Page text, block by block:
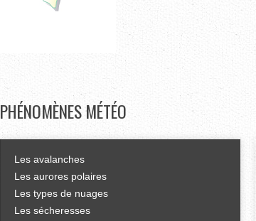
PHÉNOMÈNESMÉTÉO
Les avalanches
Les aurores polaires
Les types de nuages
Les sécheresses